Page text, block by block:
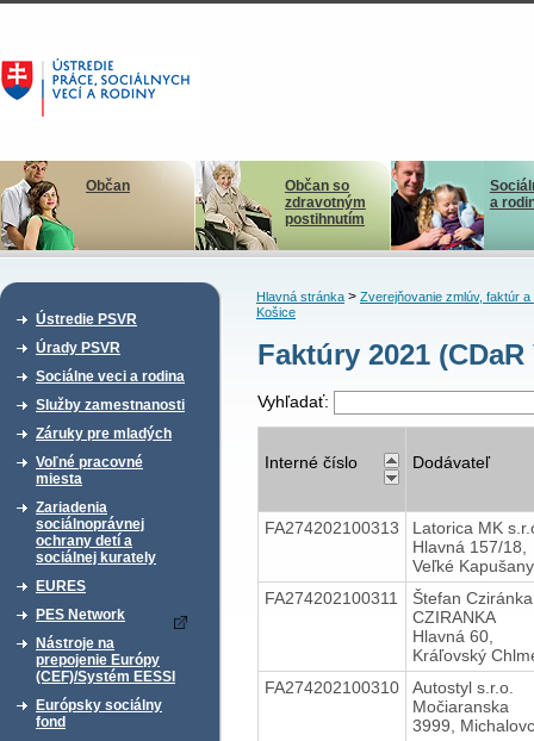
Občan
Občan so
zdravotným
postihnutím
a
Ústredie PSVR
Úrady PSVR
Sociálne veci a rodina
Služby zamestnanosti
Záruky pre mladých
Voľné pracovné
miesta
Zariadenia
sociálnoprávnej
ochrany detí a
sociálnej kurately
EURES
PES Network
Nástroje na
prepojenie Európy
(CEF)/Systém EESSI
Európsky sociálny
fond
Hlavná stránka> Zverejňovanie zmlúv, faktúr a
Košice
Faktúry 2021
Vyhľadať:
Interné číslo Dodávateľ
FA274202100313
Latorica MK
Hlavná 157/18,
Veľké Kapušany
FA274202100311
Štefan Cziránka
CZIRANKA
Hlavná 60,
Kráľovský
FA274202100310
Autostyl s.r.o.
Močiaranska
3999,